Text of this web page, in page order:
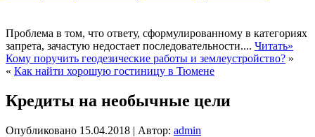
Проблема в том, что ответу, сформулированному в категориях
запрета, зачастую недостает последовательности.... Читать»
Кому поручить геодезические работы и землеустройство? »
« Как найти хорошую гостиницу в Тюмене
Кредиты на необычные цели
Опубликовано 15.04.2018 | Автор: admin